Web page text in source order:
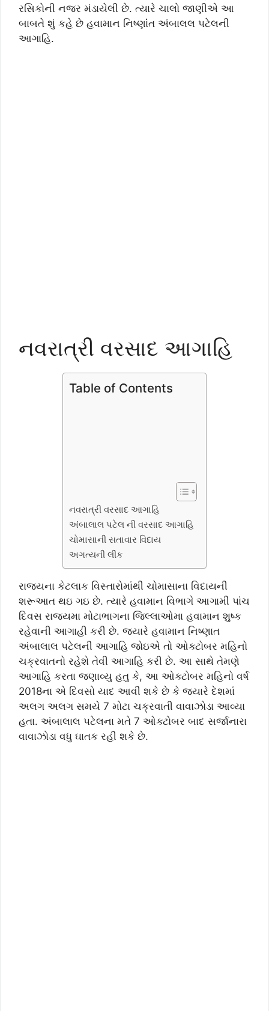
રસિકોની નજર મંડાયેલી છે. ત્યારે ચાલો જાણીએ આ
બાબતે શું કહે છે હવામાન નિષ્ણાંંત અંબાલલ પટેલની
આગાહિ.
નવરાત્રી વરસાદ આગાહિ
Table of Contents
નવરાત્રી વરસાદ આગાહિ
અંબાલાલ પટેલ ની વરસાદ આગાહિ
ચોમાસાની સતાવાર વિદાય
અગત્યની લીંક
રાજ્યના કેટલાક વિસ્તારોમાંથી ચોમાસાના વિદાયની
શરૂઆત થઇ ગઇ છે. ત્યારે હવામાન વિભાગે આગામી પાંચ
દિવસ રાજયમા મોટાભાગના જિલ્લાઓમા હવામાન શુષ્ક
રહેવાની આગાહી કરી છે. જ્યારે હવામાન નિષ્ણાત
અંબાલાલ પટેલની આગાહિ જોઇએ તો ઓક્ટોબર મહિનો
ચક્રવાતનો રહેશે તેવી આગાહિ કરી છે. આ સાથે તેમણે
આગાહિ કરતા જણાવ્યુ હતુ કે, આ ઓક્ટોબર મહિનો વર્ષ
2018ના એ દિવસો યાદ આવી શકે છે કે જ્યારે દેશમાં
અલગ અલગ સમયે 7 મોટા ચક્રવાતી વાવાઝોડા આવ્યા
હતા. અંબાલાલ પટેલના મતે 7 ઓક્ટોબર બાદ સર્જાનારા
વાવાઝોડા વધુ ઘાતક રહી શકે છે.